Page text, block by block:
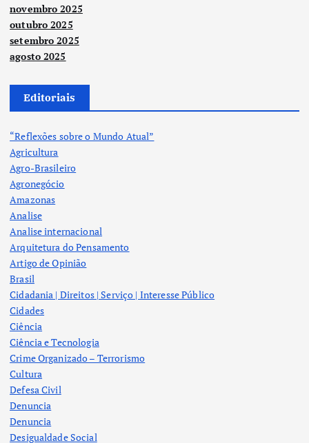
novembro 2025
outubro 2025
setembro 2025
agosto 2025
Editoriais
“Reflexões sobre o Mundo Atual”
Agricultura
Agro-Brasileiro
Agronegócio
Amazonas
Analise
Analise internacional
Arquitetura do Pensamento
Artigo de Opinião
Brasil
Cidadania | Direitos | Serviço | Interesse Público
Cidades
Ciência
Ciência e Tecnologia
Crime Organizado – Terrorismo
Cultura
Defesa Civil
Denuncia
Denuncia
Desigualdade Social